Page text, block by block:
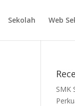
Sekolah Web
SMK